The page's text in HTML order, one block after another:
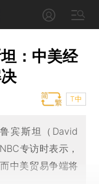
：中美经
T中
宾斯坦（David
专访时表示，
中美贸易争端将